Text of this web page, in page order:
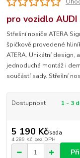
pro vozidlo
Střešní nosiče ATERA
špičkově provedené
ATERA. Unikátní design,
jednoduchá montáž i
součástí sady. Střešní
Dostupnost 1 - 3
5 190 Kč/sada
4 289 Kč bez DPH